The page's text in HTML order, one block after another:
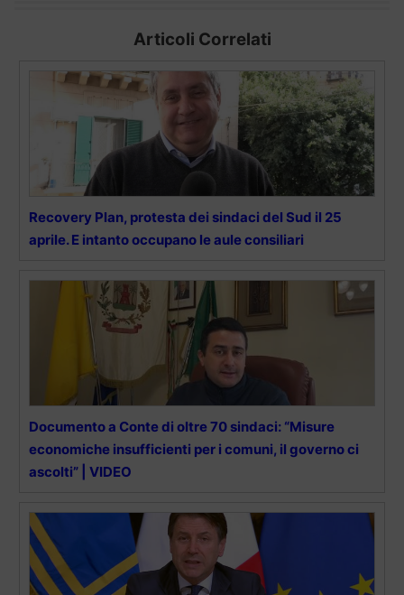
Articoli Correlati
Recovery Plan, protesta dei sindaci del Sud il 25
aprile. E intanto occupano le aule consiliari
Documento a Conte di oltre 70 sindaci: “Misure
economiche insufficienti per i comuni, il governo ci
ascolti” | VIDEO